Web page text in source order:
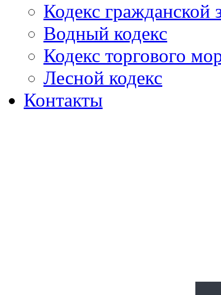
Кодекс гражданской
Водный кодекс
Кодекс торгового
Лесной кодекс
Контакты